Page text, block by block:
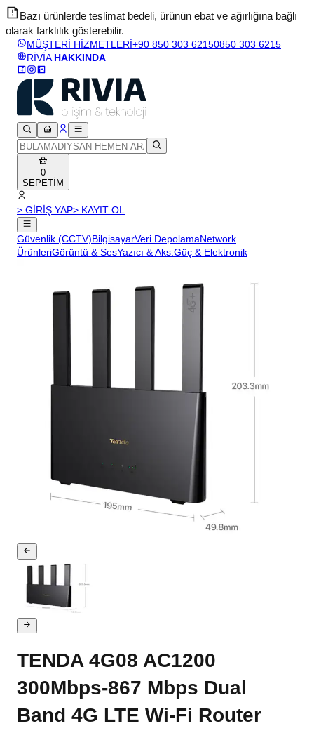
Bazı ürünlerde teslimat bedeli, ürünün ebat ve ağırlığına bağlı
olarak farklılık gösterebilir.
MÜŞTERİ HİZMETLERİ+90 850 303 62150850 303 6215
RİVİA HAKKINDA
0
SEPETİM
> GİRİŞ YAP> KAYIT OL
Güvenlik (CCTV)BilgisayarVeri DepolamaNetwork
ÜrünleriGörüntü & SesYazıcı & Aks.Güç & Elektronik
TENDA 4G08 AC1200
300Mbps-867 Mbps Dual
Band 4G LTE Wi-Fi Router